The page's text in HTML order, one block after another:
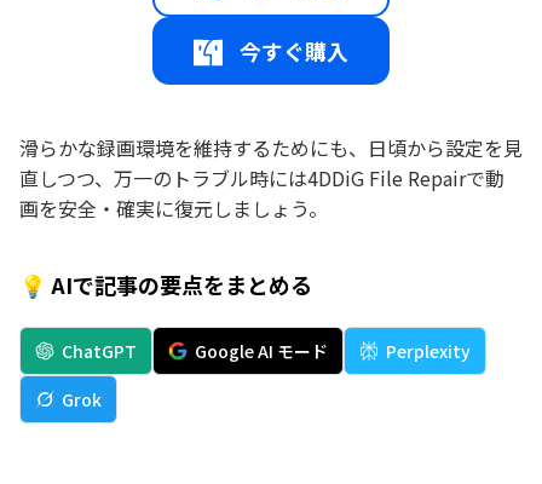
今すぐ購入
滑らかな録画環境を維持するためにも、日頃から設定を見
直しつつ、万一のトラブル時には4DDiG File Repairで動
画を安全・確実に復元しましょう。
💡 AIで記事の要点をまとめる
ChatGPT Google AI モード
Perplexity
Grok